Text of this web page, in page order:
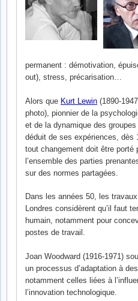
permanent : démotivation,
out), stress, précarisation…
Alors que Kurt Lewin (1890-
photo), pionnier de la
et de la dynamique des
déduit de ses expériences, dès
tout changement doit être porté
l’ensemble des parties
sur des normes partagées.
Dans les années 50, les
Londres considèrent qu’il faut
humain, notamment pour
postes de travail.
Joan Woodward (1916-1971)
un processus d’adaptation à
notamment celles liées à
l’innovation technologique.